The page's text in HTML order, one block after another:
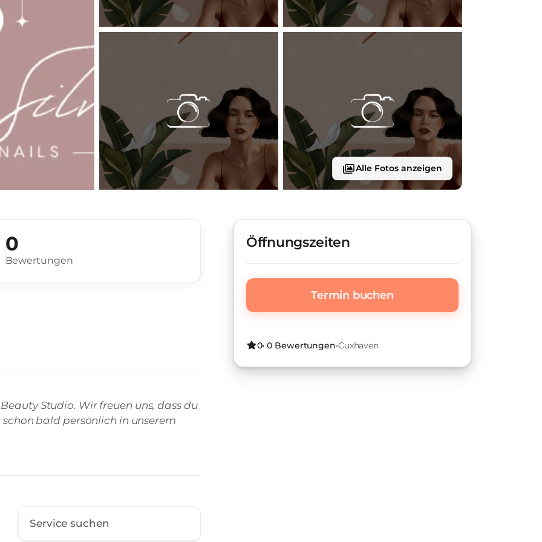
Alle Fotos anzeigen
0
Bewertungen
Studio. Wir freuen uns, dass du
bald persönlich in unserem
Öffnungszeiten
Termin buchen
0• 0 Bewertungen•Cuxhaven